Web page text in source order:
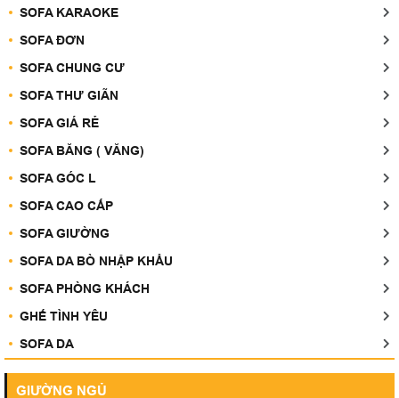
SOFA KARAOKE
SOFA ĐƠN
SOFA CHUNG CƯ
SOFA THƯ GIÃN
SOFA GIÁ RẺ
SOFA BĂNG ( VĂNG)
SOFA GÓC L
SOFA CAO CẤP
SOFA GIƯỜNG
SOFA DA BÒ NHẬP KHẨU
SOFA PHÒNG KHÁCH
GHẾ TÌNH YÊU
SOFA DA
GIƯỜNG NGỦ